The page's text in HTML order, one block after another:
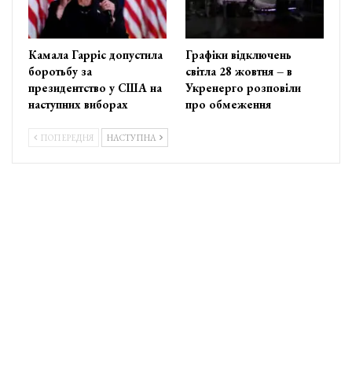
Камала Гарріс допустила
боротьбу за
президентство у США на
наступних виборах
Графіки відключень
світла 28 жовтня – в
Укренерго розповіли
про обмеження
ПОПЕРЕДНЯ НАСТУПНА